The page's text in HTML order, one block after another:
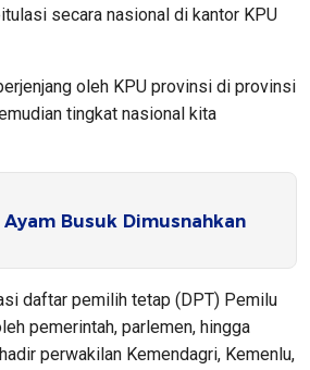
secara nasional di kantor KPU
oleh KPU provinsi di provinsi
tingkat nasional kita
Ayam Busuk Dimusnahkan
daftar pemilih tetap (DPT) Pemilu
pemerintah, parlemen, hingga
perwakilan Kemendagri, Kemenlu,